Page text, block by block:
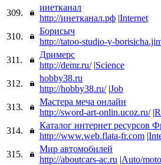
309.
инетканал
http://инетканал.рф |Internet
310.
Борисыч
http://tatoo-studio-y-
311.
Дримерс
http://demr.ru/ |Science
312.
hobby38.ru
http://hobby38.ru/ |Job
313.
Мастера меча онлайн
http://sword-art-onlin.ucoz.ru/ |
314.
Каталог интернет ресурсов
http://www.web.flata-fr.com |
315.
Мир автомобилей
http://aboutcars-ac.ru |Auto/moto